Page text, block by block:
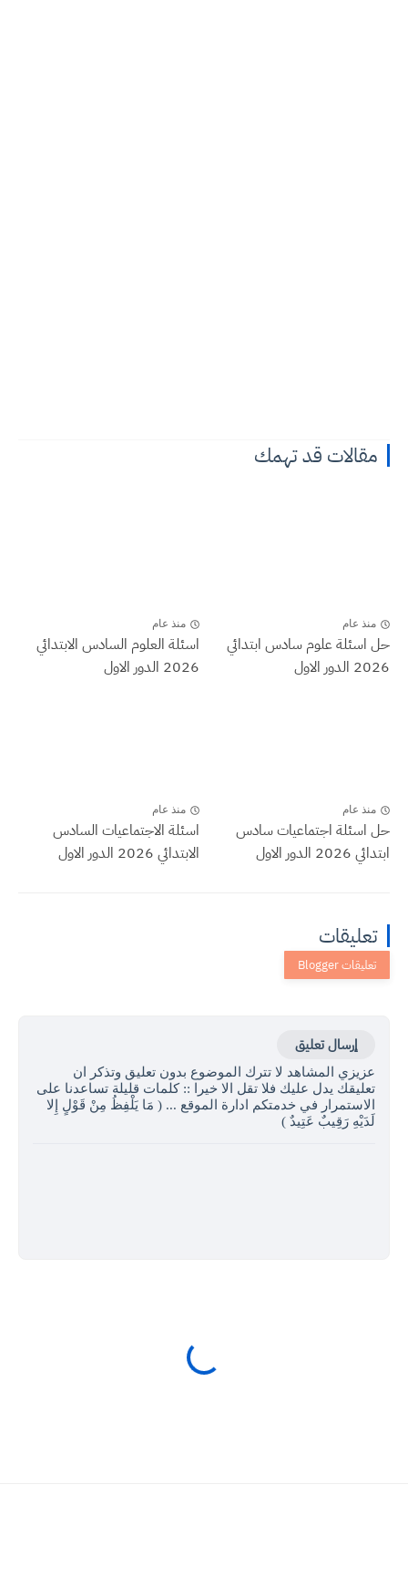
مقالات قد تهمك
منذ عام
حل اسئلة علوم سادس ابتدائي
2026 الدور الاول
منذ عام
اسئلة العلوم السادس الابتدائي
2026 الدور الاول
منذ عام
حل اسئلة اجتماعيات سادس
ابتدائي 2026 الدور الاول
منذ عام
اسئلة الاجتماعيات السادس
الابتدائي 2026 الدور الاول
تعليقات
إرسال تعليق
عزيزي المشاهد لا تترك الموضوع بدون تعليق وتذكر ان
تعليقك يدل عليك فلا تقل الا خيرا :: كلمات قليلة تساعدنا على
الاستمرار في خدمتكم ادارة الموقع ... ( مَا يَلْفِظُ مِنْ قَوْلٍ إِلا
لَدَيْهِ رَقِيبٌ عَتِيدٌ )